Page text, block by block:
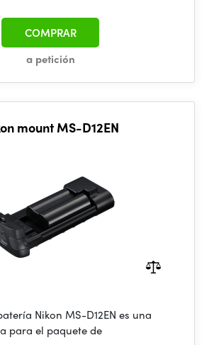
a petición
COMPRAR
mount MS-D12EN
Nikon MS-D12EN es una
para el paquete de